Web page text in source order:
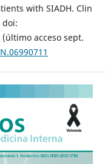
with SIADH. Clin
doi:
(último acceso sept.